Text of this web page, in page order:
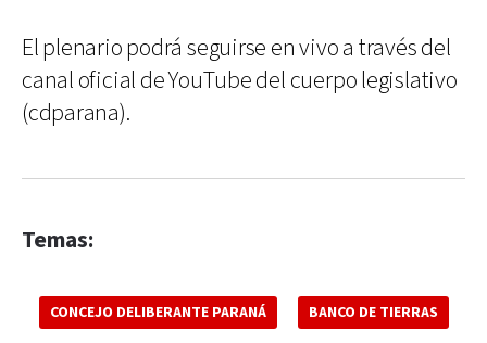
El plenario podrá seguirse en vivo a través del
canal oficial de YouTube del cuerpo legislativo
(cdparana).
Temas:
CONCEJO DELIBERANTE PARANÁ BANCO DE TIERRAS